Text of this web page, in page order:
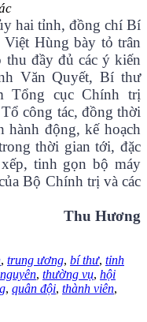
hai tỉnh, đồng chí Bí
Hùng bày tỏ trân
thu đầy đủ các ý kiến
Văn Quyết, Bí thư
Tổng cục Chính trị
công tác, đồng thời
hành động, kế hoạch
thời gian tới, đặc
tinh gọn bộ máy
Bộ Chính trị và các
Thu Hương
, trung ương, bí thư, tỉnh
, thường vụ, hội
, quân đội, thành viên,